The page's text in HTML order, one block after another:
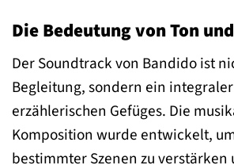
Die Bedeutung von Ton
Der Soundtrack von Bandido ist
Begleitung, sondern ein
erzählerischen Gefüges. Die
Komposition wurde entwickelt,
bestimmter Szenen zu verstärken